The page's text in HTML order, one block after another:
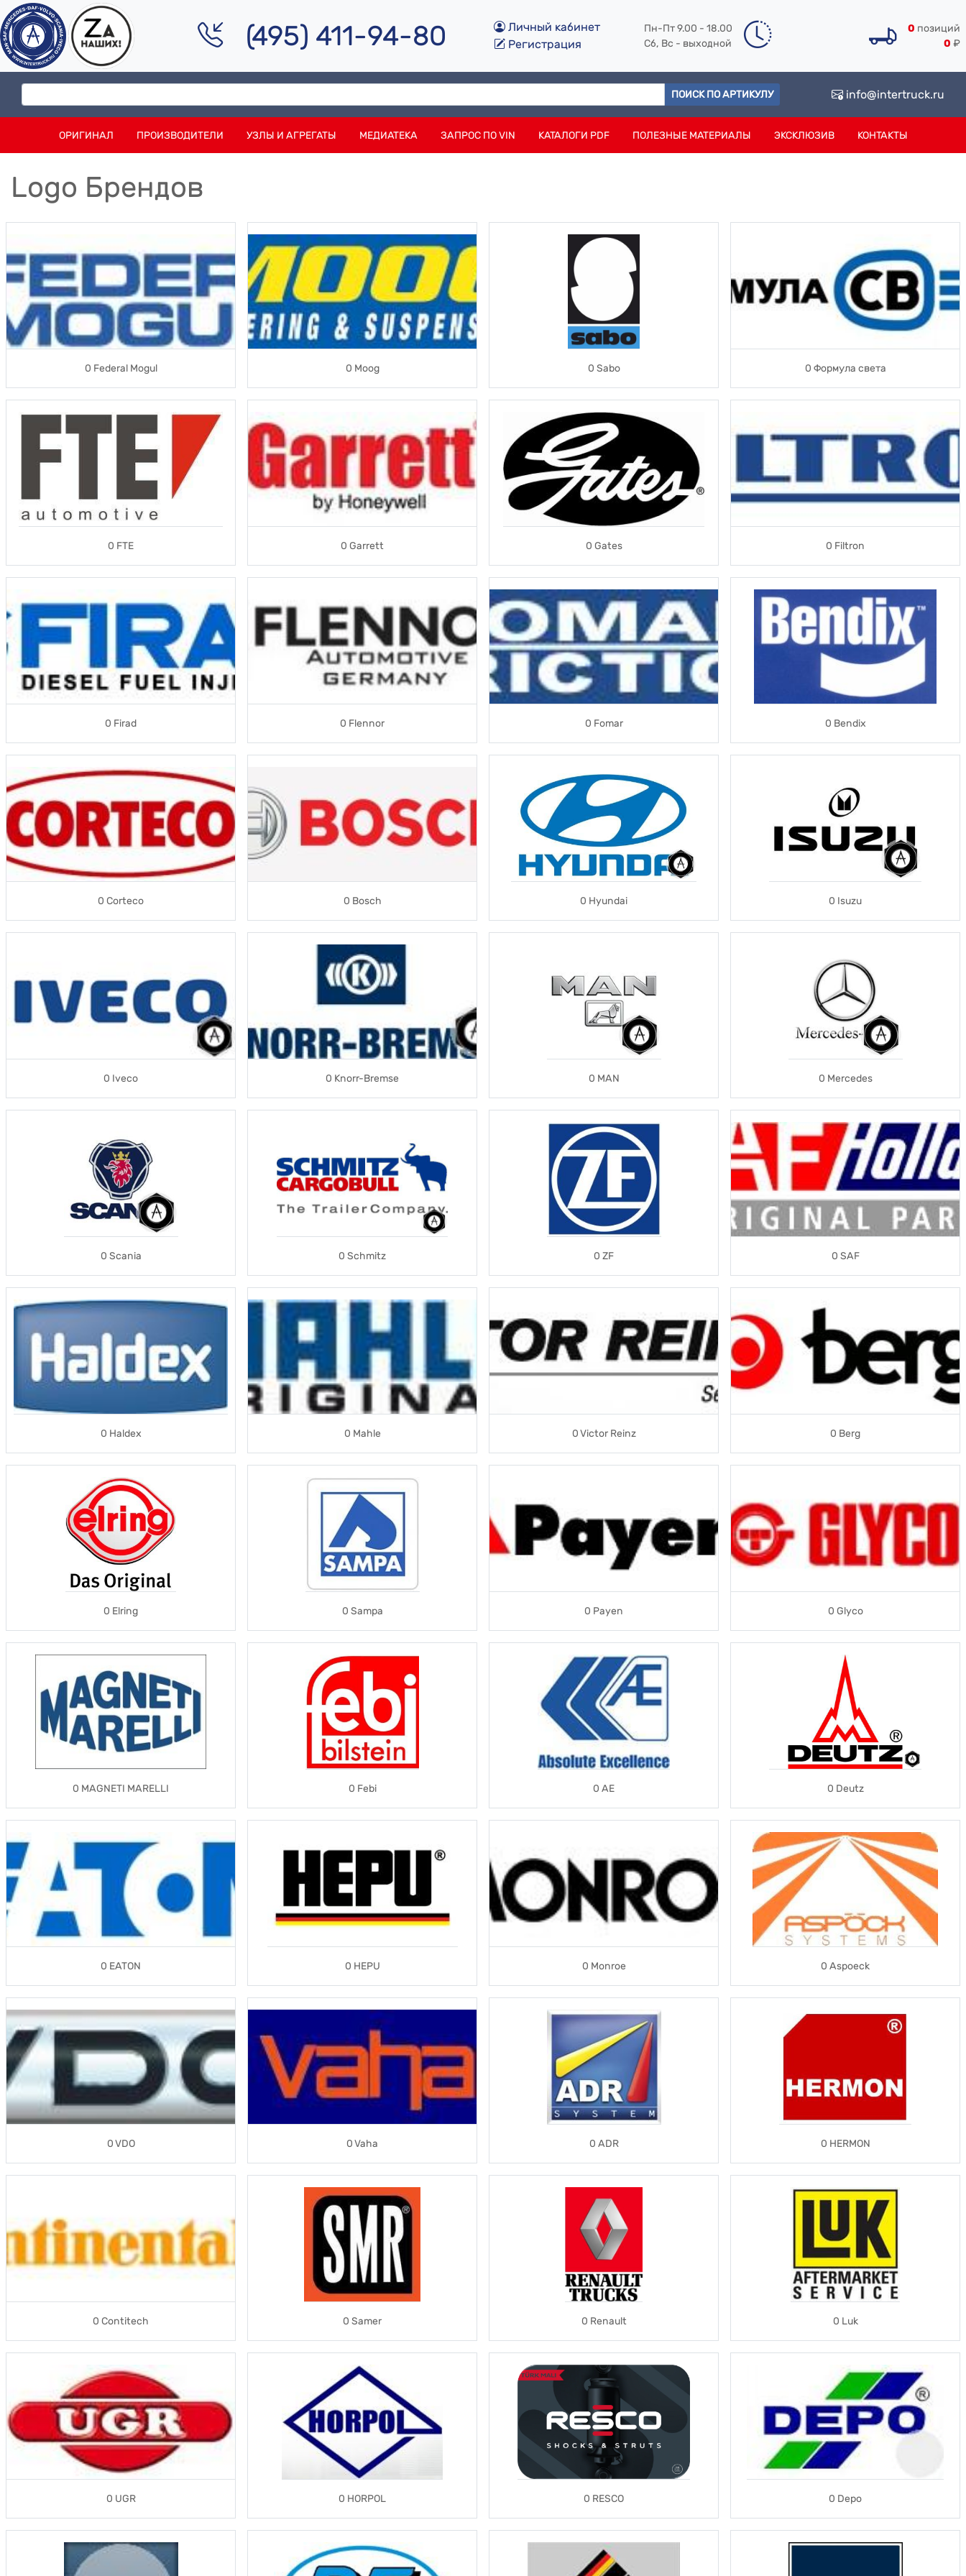
(495) 411-94-80
Личный кабинет
Регистрация
Пн-Пт 9.00 - 18.00
Сб, Вс - выходной
0 позиций
0 ₽
ПОИСК ПО АРТИКУЛУ info@intertruck.ru
ОРИГИНАЛ ПРОИЗВОДИТЕЛИ УЗЛЫ И АГРЕГАТЫ МЕДИАТЕКА ЗАПРОС ПО VIN КАТАЛОГИ PDF ПОЛЕЗНЫЕ МАТЕРИАЛЫ ЭКСКЛЮЗИВ КОНТАКТЫ
Logo Брендов
0 Federal Mogul 0 Moog 0 Sabo 0 Формула света
0 FTE 0 Garrett 0 Gates 0 Filtron
0 Firad 0 Flennor 0 Fomar 0 Bendix
0 Corteco 0 Bosch 0 Hyundai 0 Isuzu
0 Iveco 0 Knorr-Bremse 0 MAN 0 Mercedes
0 Scania 0 Schmitz 0 ZF 0 SAF
0 Haldex 0 Mahle 0 Victor Reinz 0 Berg
0 Elring 0 Sampa 0 Payen 0 Glyco
0 MAGNETI MARELLI 0 Febi 0 AE 0 Deutz
0 EATON 0 HEPU 0 Monroe 0 Aspoeck
0 VDO 0 Vaha 0 ADR 0 HERMON
0 Contitech 0 Samer 0 Renault 0 Luk
0 UGR 0 HORPOL 0 RESCO 0 Depo